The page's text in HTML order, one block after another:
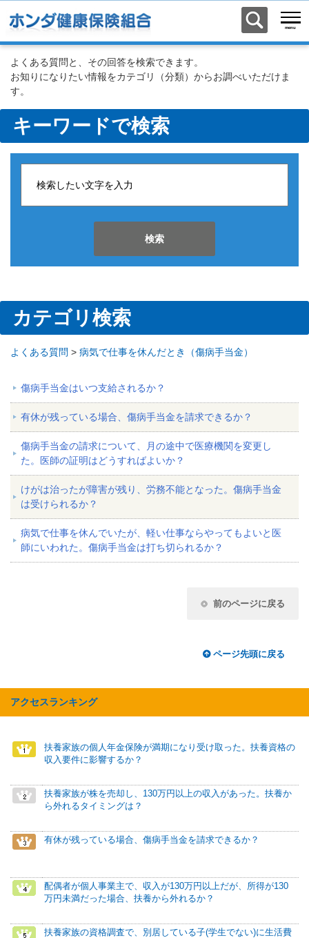
よくある質問と、その回答を検索できます。
お知りになりたい情報をカテゴリ（分類）からお調べいただけま
す。
キーワードで検索
検索
カテゴリ検索
よくある質問 > 病気で仕事を休んだとき（傷病手当金）
傷病手当金はいつ支給されるか？
有休が残っている場合、傷病手当金を請求できるか？
傷病手当金の請求について、月の途中で医療機関を変更し
た。医師の証明はどうすればよいか？
けがは治ったが障害が残り、労務不能となった。傷病手当金
は受けられるか？
病気で仕事を休んでいたが、軽い仕事ならやってもよいと医
師にいわれた。傷病手当金は打ち切られるか？
前のページに戻る
ページ先頭に戻る
アクセスランキング
扶養家族の個人年金保険が満期になり受け取った。扶養資格の
収入要件に影響するか？
扶養家族が株を売却し、130万円以上の収入があった。扶養か
ら外れるタイミングは？
有休が残っている場合、傷病手当金を請求できるか？
配偶者が個人事業主で、収入が130万円以上だが、所得が130
万円未満だった場合、扶養から外れるか？
扶養家族の資格調査で、別居している子(学生でない)に生活費